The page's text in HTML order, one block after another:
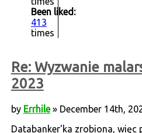
Been liked:
413
times
Re: Wyzwanie
2023
by Errhile» December 14th,
Databanker'ka zrobiona, więc